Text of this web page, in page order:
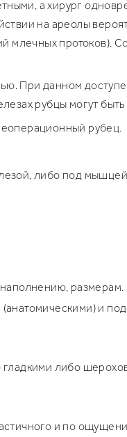
а хирург
на ареолы
млечных протоков).
При данном
рубцы могут
рубец.
либо под
размерам.
и
либо
и по